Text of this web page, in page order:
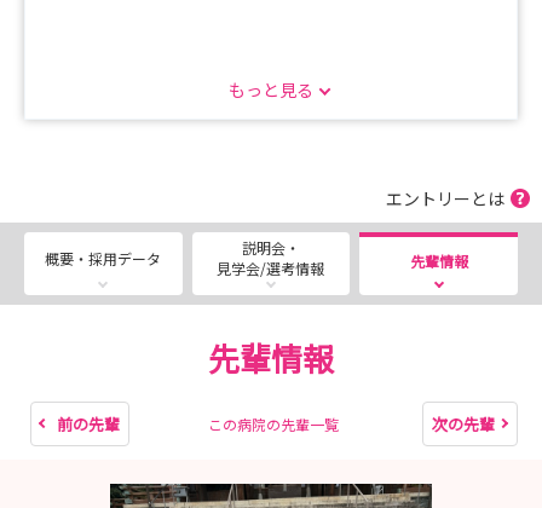
訪問看護を体験できるコースもあるので、ぜひお申込みく
採用試験に関しては下記電話番号・メールアドレスまでお
問い合わせください！
電話番号：0855-72-3040
メールアドレス：info@k-jinju.or.jp
みなさんのご予約をお待ちしております♪
もっと見る
エントリーとは
概要・採用データ
説明会・
見学会/選考情報
先輩情報
先輩情報
前の先輩 この病院の先輩一覧 次の先輩